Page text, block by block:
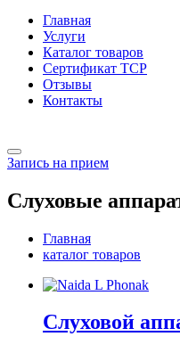
Главная
Услуги
Каталог товаров
Сертификат TCP
Отзывы
Контакты
Запись на прием
Слуховые
Главная
каталог товаров
Слуховой